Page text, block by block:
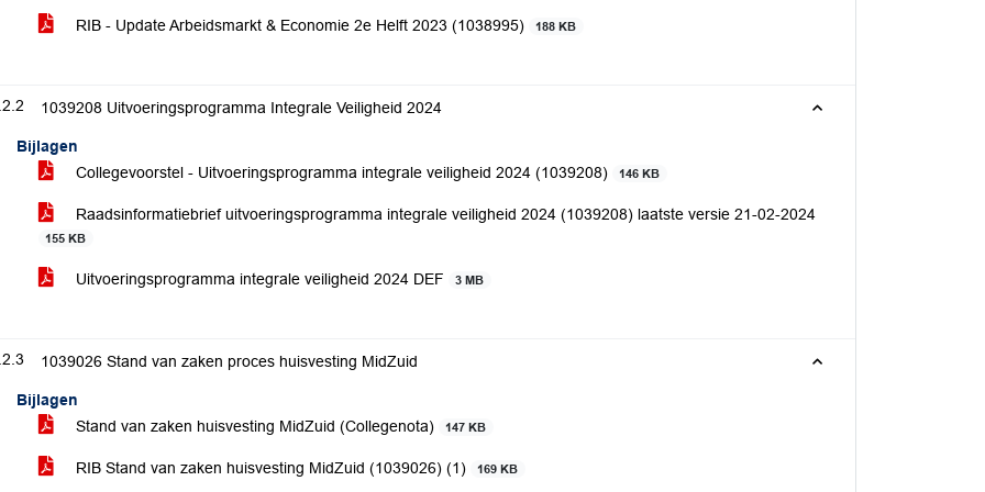
RIB - Update Arbeidsmarkt & Economie 2e Helft 2023 (1038995) 188 KB
1039208 Uitvoeringsprogramma Integrale Veiligheid 2024
Bijlagen
Collegevoorstel - Uitvoeringsprogramma integrale veiligheid 2024 (1039208)
146 KB
Raadsinformatiebrief uitvoeringsprogramma integrale veiligheid 2024 (1039208) laatste versie 21-02-2024
155 KB
Uitvoeringsprogramma integrale veiligheid 2024 DEF 3 MB
1039026 Stand van zaken proces huisvesting MidZuid
Bijlagen
Stand van zaken huisvesting MidZuid (Collegenota)
147 KB
RIB Stand van zaken huisvesting MidZuid (1039026) (1) 169 KB